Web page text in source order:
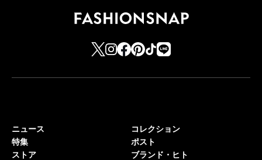
ニュース
特集
ストア
コレクション
ポスト
ブランド・ヒト